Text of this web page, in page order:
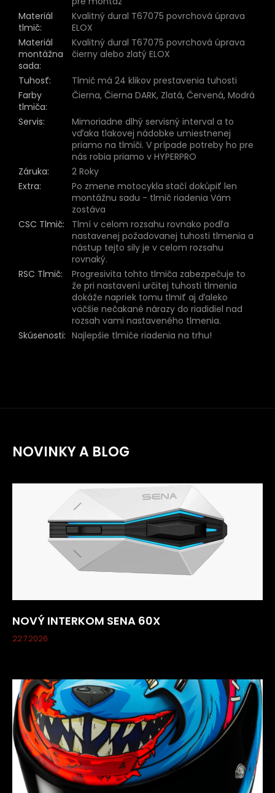
Materiál
tlmič:
Kvalitný dural T67075 povrchová úprava
ELOX
Materiál
montážna
sada:
Kvalitný dural T67075 povrchová úprava
čierny alebo zlatý ELOX
Tuhosť:
Tlmič má 24 klikov prestavenia tuhosti
Farby
tlmiča:
Čierna, Čierna DARK, Zlatá, Červená, Modrá
Servis:
Mimoriadne dlhý servisný interval a to
vďaka tlakovej nádobke umiestnenej
priamo na tlmiči. V prípade potreby ho pre
nás robia priamo v HYPERPRO
Záruka:
2 Roky
Extra:
Po zmene motocykla stačí dokúpiť len
montážnu sadu - tlmič riadenia Vám
zostáva
CSC Tlmič:
Tlmí v celom rozsahu rovnako podľa
nastavenej požadovanej tuhosti tlmenia a
nástup tejto sily je v celom rozsahu
rovnaký.
RSC Tlmič:
Progresivita tohto tlmiča zabezpečuje to
že pri nastavení určitej tuhosti tlmenia
dokáže napriek tomu tlmiť aj ďaleko
väčšie nečakané nárazy do riadidiel nad
rozsah vami nastaveného tlmenia.
Skúsenosti: Najlepšie tlmiče riadenia na trhu!
NOVINKY A BLOG
NOVÝ INTERKOM SENA 60X
22.7.2026